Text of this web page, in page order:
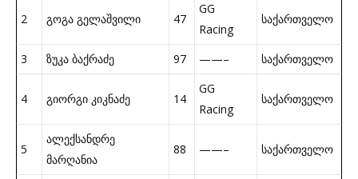
2 გოგა გელაშვილი 47
GG
Racing
საქართველო
3 ზუკა ბაქრაძე 97 ——– საქართველო
4 გიორგი კიკნაძე 14
GG
Racing
საქართველო
5
ალექსანდრე
მარღანია
88 ——– საქართველო